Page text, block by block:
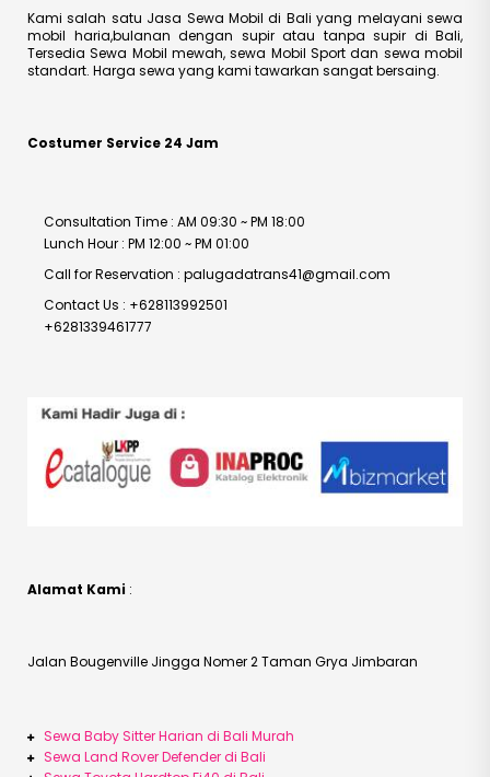
Kami salah satu Jasa Sewa Mobil di Bali yang melayani sewa
mobil haria,bulanan dengan supir atau tanpa supir di Bali,
Tersedia Sewa Mobil mewah, sewa Mobil Sport dan sewa mobil
standart. Harga sewa yang kami tawarkan sangat bersaing.
Costumer Service 24 Jam
Consultation Time : AM 09:30 ~ PM 18:00
Lunch Hour : PM 12:00 ~ PM 01:00
Call for Reservation : palugadatrans41@gmail.com
Contact Us : +628113992501
+6281339461777
Alamat Kami :
Jalan Bougenville Jingga Nomer 2 Taman Grya Jimbaran
Sewa Baby Sitter Harian di Bali Murah
Sewa Land Rover Defender di Bali